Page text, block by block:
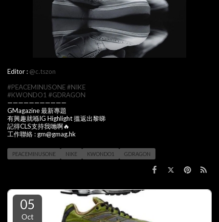
Editor : @c.tszon
#PEACEMINUSONE#NIKE
#KWONDO1 #GDRAGON
———————————
GMagazine 最新專題
有興趣就喺IG Highlight 搵返出黎睇
記得CLS支持我哋啊🔥
工作聯絡 : gm@gmag.hk
PEACEMINUSONE NIKE KWONDO1 GDRAGON
05
Oct